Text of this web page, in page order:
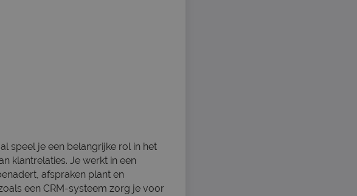
speel je een belangrijke rol in het
klantrelaties. Je werkt in een
afspraken plant en
een CRM-systeem zorg je voor